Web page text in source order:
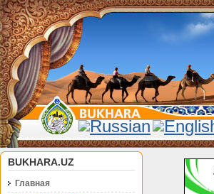
BUKHARA.UZ
Главная